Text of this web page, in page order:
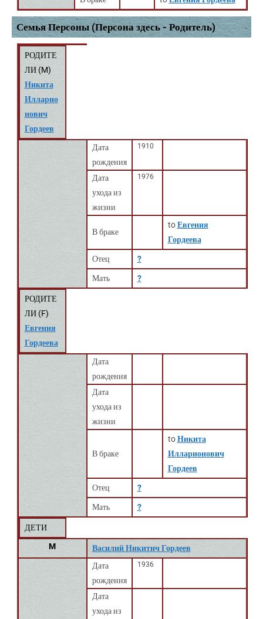
Семья Персоны (Персона здесь - Родитель)
РОДИТЕ
ЛИ (M)
Никита
Илларио
нович
Гордеев
Дата
рождения
1910
Дата
ухода из
жизни
1976
В браке
toЕвгения
Гордеева
Отец ?
Мать ?
РОДИТЕ
ЛИ (F)
Евгения
Гордеева
Дата
рождения
Дата
ухода из
жизни
В браке
toНикита
Илларионович
Гордеев
Отец ?
Мать ?
ДЕТИ
M
Василий Никитич Гордеев
Дата
рождения
1936
Дата
ухода из